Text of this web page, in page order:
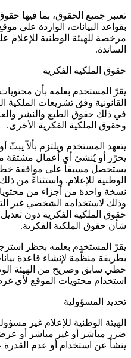
تعتبر جميع الحقوق، بما فيها
بقواعد البيانات، الواردة على
مرخصة للهيئة الوطنية للإعلام
السائدة.
حقوق الملكية الفكرية
يقرّ المستخدم بعلمه بأن
القانونية وفق تشريعات الملكية
في ذلك حقوق الطبع والنشر
وحقوق الملكية الفكرية الأخرى.
يتعهد المستخدم ويلتزم بألاّ يبثّ
يحرّر أو يُنشئ أي أعمال مشتقة
يستحصل مسبقاً على موافقة
الوطنية للإعلام. واستثناءً من
نسخة واحدة من أجزاء من
وذلك لاستخدامه الشخصي غير
حقوق الملكية الفكرية دون
شأن حقوق الملكية الفكرية.
يقرّ المستخدم بعلمه بحظر
بطريقة منظّمة لإنشاء قاعدة
خطي سابق وصريح من الهيئة
استخدام محتويات الموقع لأي
تحديد المسؤولية
الهيئة الوطنية للإعلام غير
ضرر مباشر أو غير مباشر أو
ينشأ عن استخدام أو عدم القدرة